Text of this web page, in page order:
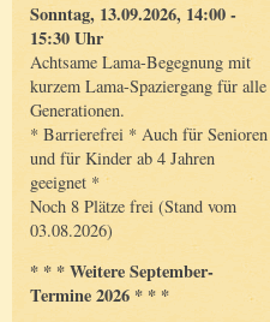
Sonntag, 13.09.2026, 14:00 -
15:30 Uhr
Achtsame Lama-Begegnung mit
kurzem Lama-Spaziergang für alle
Generationen.
* Barrierefrei * Auch für Senioren
und für Kinder ab 4 Jahren
geeignet *
Noch 8 Plätze frei (Stand vom
03.08.2026)
* * * Weitere September-
Termine 2026 * * *